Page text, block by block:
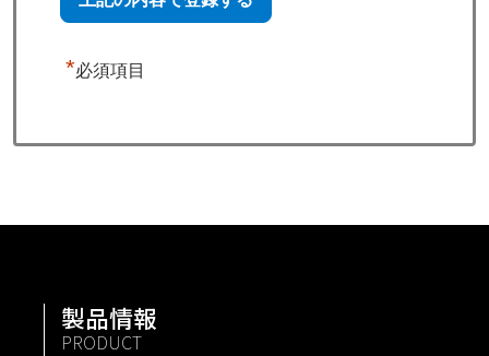
*必須項目
製品情報
PRODUCT